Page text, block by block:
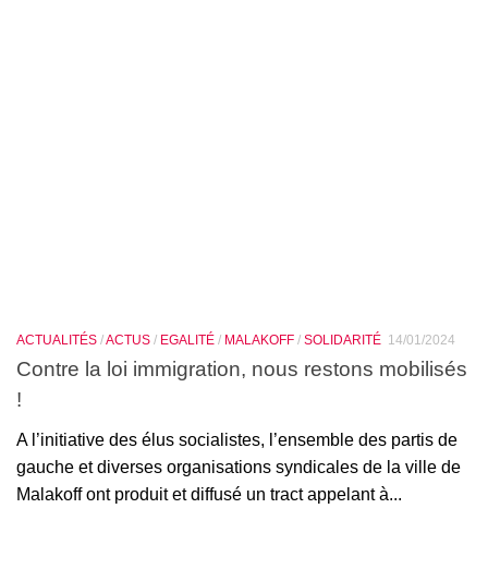
ACTUALITÉS /ACTUS / EGALITÉ / MALAKOFF / SOLIDARITÉ 14/01/2024
Contre la loi immigration, nous restons mobilisés
!
A l’initiative des élus socialistes, l’ensemble des partis de
gauche et diverses organisations syndicales de la ville de
Malakoff ont produit et diffusé un tract appelant à...